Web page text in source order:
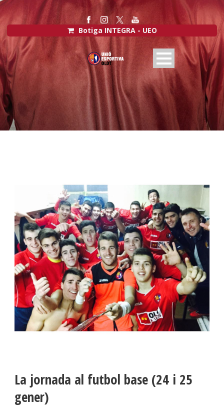
Botiga INTEGRA - UEO
La jornada al futbol base (24 i 25
gener)